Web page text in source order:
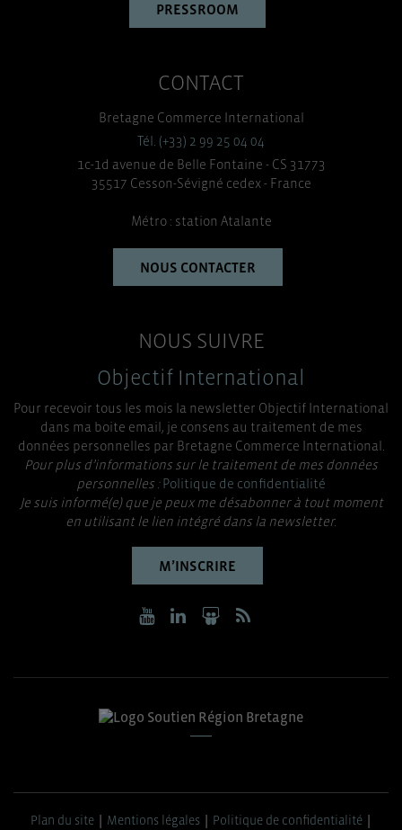
PRESSROOM
CONTACT
Bretagne Commerce International
Tél. (+33) 2 99 25 04 04
1c-1d avenue de Belle Fontaine - CS 31773
35517 Cesson-Sévigné cedex - France
Métro : station Atalante
NOUS CONTACTER
NOUS SUIVRE
Objectif International
Pour recevoir tous les mois la newsletter Objectif International
dans ma boite email, je consens au traitement de mes
données personnelles par Bretagne Commerce International.
Pour plus d’informations sur le traitement de mes données
personnelles :Politique de confidentialité
Je suis informé(e) que je peux me désabonner à tout moment
en utilisant le lien intégré dans la newsletter.
M’INSCRIRE
Plan du site Mentions légales
Politique de confidentialité